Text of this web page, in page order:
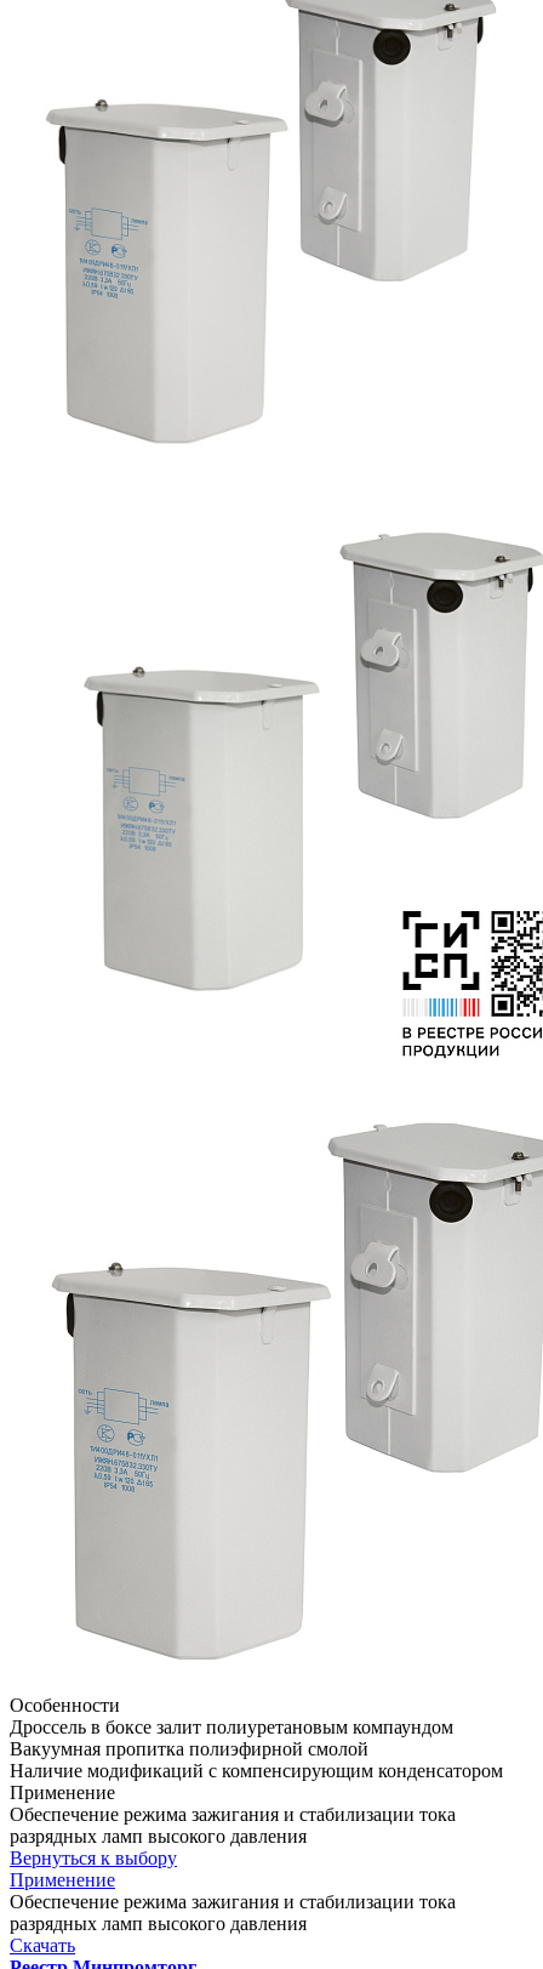
Особенности
Дроссель в боксе залит полиуретановым компаундом
Вакуумная пропитка полиэфирной смолой
Наличие модификаций с компенсирующим конденсатором
Применение
Обеспечение режима зажигания и стабилизации тока
разрядных ламп высокого давления
Вернуться к выбору
Применение
Обеспечение режима зажигания и стабилизации тока
разрядных ламп высокого давления
Скачать